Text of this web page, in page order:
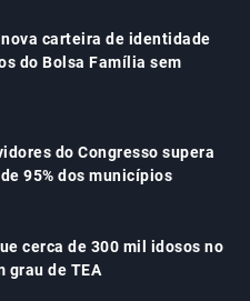
carteira de identidade
do Bolsa Família sem
do Congresso supera
95% dos municípios
cerca de 300 mil idosos no
grau de TEA